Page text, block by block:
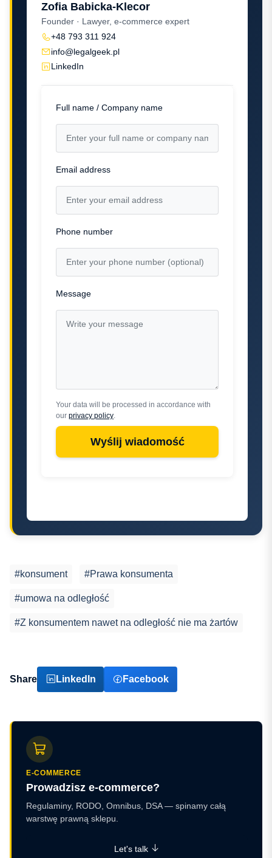
Zofia Babicka-Klecor
Founder · Lawyer, e-commerce expert
+48 793 311 924
info@legalgeek.pl
LinkedIn
Full name / Company name
Email address
Phone number
Message
Your data will be processed in accordance with
our privacy policy.
Wyślij wiadomość
#konsument #Prawa konsumenta
#umowa na odległość
#Z konsumentem nawet na odległość nie ma żartów
Share LinkedIn Facebook
E-COMMERCE
Prowadzisz e-commerce?
Regulaminy, RODO, Omnibus, DSA — spinamy całą
warstwę prawną sklepu.
Let's talk